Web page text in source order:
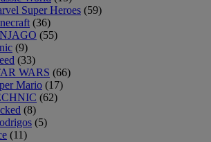
Super Heroes (59)
(36)
(55)
(9)
(33)
WARS (66)
Mario (17)
(62)
(8)
(5)
(11)